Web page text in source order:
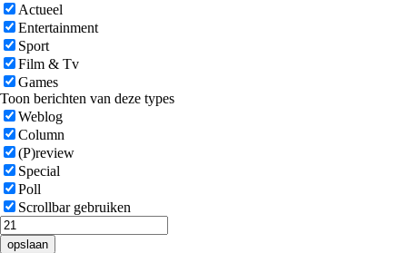
Actueel
Entertainment
Sport
Film & Tv
Games
Toon berichten van deze types
Weblog
Column
(P)review
Special
Poll
Scrollbar gebruiken
opslaan